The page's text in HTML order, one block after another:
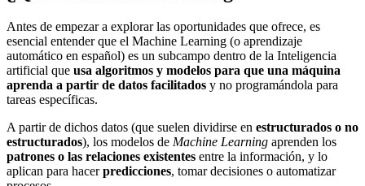
Antes de empezar a explorar las oportunidades que ofrece, es
esencial entender que el Machine Learning (o aprendizaje
automático en español) es un subcampo dentro de la Inteligencia
artificial que usa algoritmos y modelos para que una máquina
aprenda a partir de datos facilitados y no programándola para
tareas específicas.
A partir de dichos datos (que suelen dividirse en estructurados o no
estructurados), los modelos de Machine Learning aprenden los
patrones o las relaciones existentes entre la información, y lo
aplican para hacerpredicciones, tomar decisiones o automatizar